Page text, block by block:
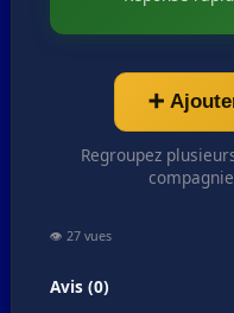
➕
Regroupez
👁️ 27 vues
Avis (0)